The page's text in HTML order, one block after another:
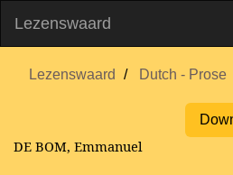
Lezenswaard
Lezenswaard Dutch - Prose
DE BOM, Emmanuel